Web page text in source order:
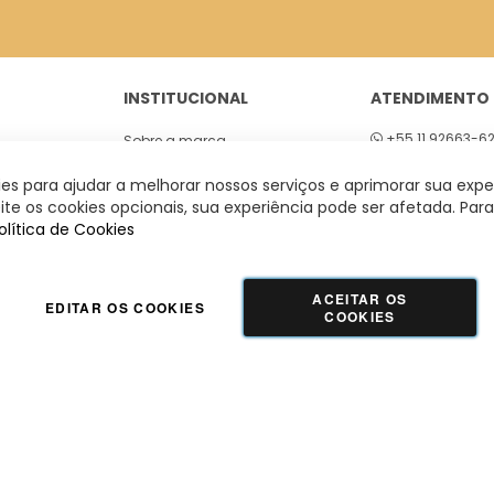
Paulo
INSTITUCIONAL
Sobre a marca
ATENDIMENTO
+55 11 92663-
GUADALUPE COMERCIO LTDA - 42.509.755/0001-66 | Tecnologia e Design:Dizy
para ajudar a melhorar nossos serviços e aprimorar sua
os cookies opcionais, sua experiência pode ser afetada.
de Cookies
ACEITAR OS
COOKIES
EDITAR OS COOKIES